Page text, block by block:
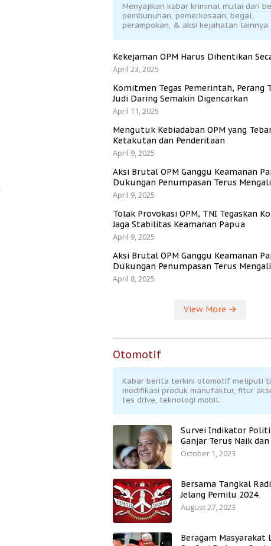
Menyajikan kabar kriminal mulai dari
pembunuhan, pemerkosaan, begal,
perampokan, & aksi kejahatan lainnya.
Kekejaman OPM Harus Dihentikan
April 23, 2025
Komitmen Tegas Pemerintah, Perang
Judi Daring Semakin Digencarkan
April 11, 2025
Mengutuk Kebiadaban OPM yang
Ketakutan dan Penderitaan
April 9, 2025
Aksi Brutal OPM Ganggu Keamanan
Dukungan Penumpasan Terus
April 9, 2025
Tolak Provokasi OPM, TNI Tegaskan
Jaga Stabilitas Keamanan Papua
April 9, 2025
Aksi Brutal OPM Ganggu Keamanan
Dukungan Penumpasan Terus
April 8, 2025
View More
Otomotif
Kabar berita terkini otomotif meliputi
modifikasi produk manufaktur, fitur
tes drive, teknologi mobil.
Survei Indikator
Ganjar Terus Naik
October 1, 2023
Bersama Tangkal
Jelang Pemilu 2024
August 27, 2023
Beragam Masyarakat